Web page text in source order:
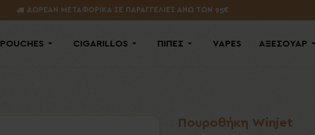
ΔΩΡΕΑΝ ΜΕΤΑΦΟΡΙΚΑ ΣΕ ΠΑΡΑΓΓΕΛΙΕΣ ΑΝΩ ΤΩΝ 95€
POUCHES CIGARILLOS ΠΙΠΕΣ VAPES ΑΞΕΣΟΥΑΡ
Πουροθήκη Winjet